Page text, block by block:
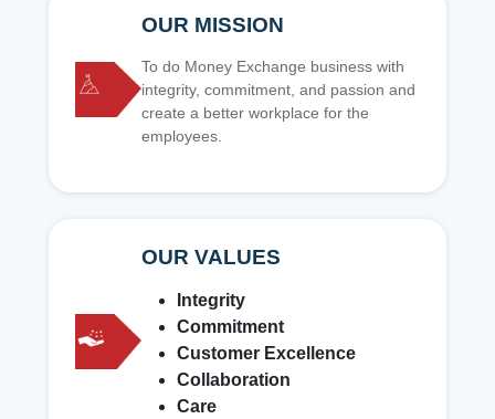
OUR MISSION
To do Money Exchange business with
integrity, commitment, and passion and
create a better workplace for the
employees.
OUR VALUES
Integrity
Commitment
Customer Excellence
Collaboration
Care